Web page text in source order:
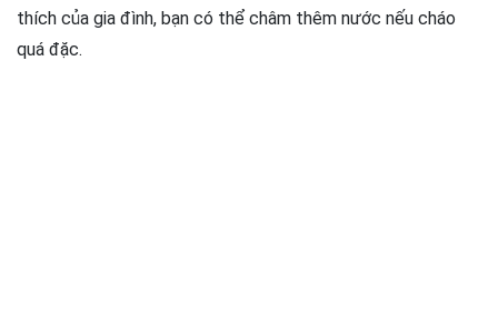
thích của gia đình, bạn có thể châm thêm nước nếu cháo
quá đặc.